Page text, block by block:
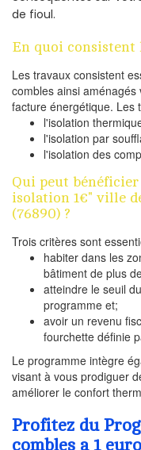
de fioul.
En quoi consistent
Les travaux consistent
combles ainsi
facture énergétique. Les
l'isolation
l'isolation par
l'isolation des
Qui peut
isolation 1€" ville
(76890) ?
Trois critères sont
habiter dans les
bâtiment de plus
atteindre le seuil
programme et;
avoir un revenu
fourchette définie
Le programme intègre
visant à vous prodiguer
améliorer le confort
Profitez du
combles a 1